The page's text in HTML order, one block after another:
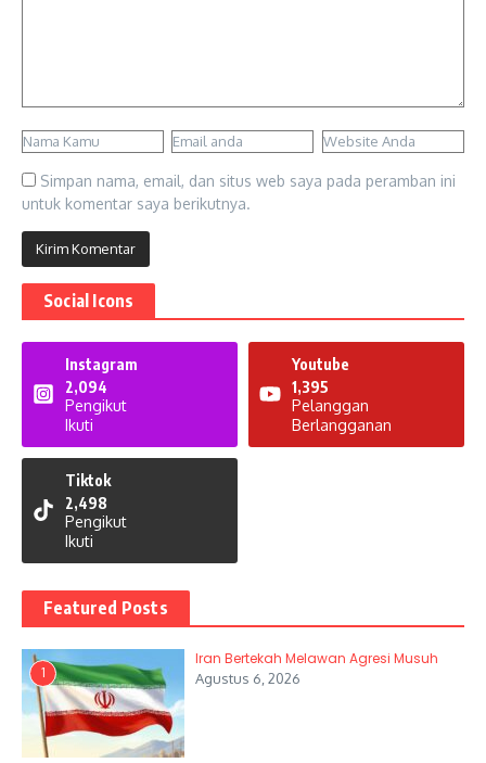
Simpan nama, email, dan situs web saya pada peramban ini
untuk komentar saya berikutnya.
Social Icons
Instagram
2,094
Pengikut
Ikuti
Youtube
1,395
Pelanggan
Berlangganan
Tiktok
2,498
Pengikut
Ikuti
Featured Posts
1
Iran Bertekah Melawan Agresi Musuh
Agustus 6, 2026